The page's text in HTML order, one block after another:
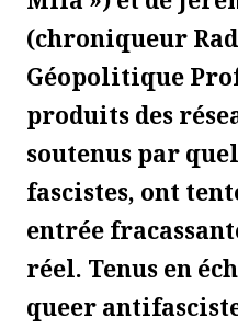
(chroniqueur
Géopolitique
produits des
soutenus par
fascistes, ont
entrée
réel. Tenus en
queer